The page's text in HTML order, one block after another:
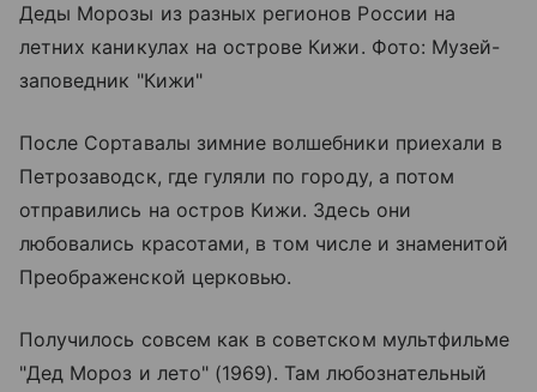
Деды Морозы из разных регионов России на
летних каникулах на острове Кижи. Фото: Музей-
заповедник "Кижи"
После Сортавалы зимние волшебники приехали в
Петрозаводск, где гуляли по городу, а потом
отправились на остров Кижи. Здесь они
любовались красотами, в том числе и знаменитой
Преображенской церковью.
Получилось совсем как в советском мультфильме
"Дед Мороз и лето" (1969). Там любознательный